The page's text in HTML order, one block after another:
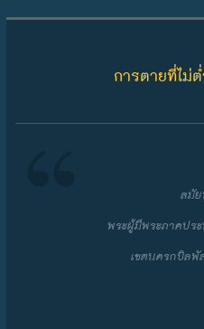
การตายที่ไ
สมั
พระผู้มีพระภาคปร
เขตนครกบิล